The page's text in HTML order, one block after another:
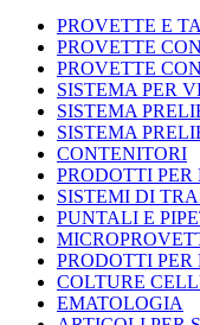
PROVETTE E
PROVETTE
PROVETTE
SISTEMA PER
SISTEMA
SISTEMA
CONTENITORI
PRODOTTI
SISTEMI DI
PUNTALI E
PRODOTTI PER
COLTURE
EMATOLOGIA